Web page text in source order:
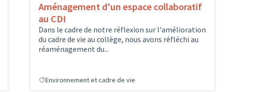
Aménagement d'un espace collaboratif
au CDI
Dans le cadre de notre réflexion sur l'amélioration
du cadre de vie au collège, nous avons réfléchi au
réaménagement du...
Environnement et cadre de vie